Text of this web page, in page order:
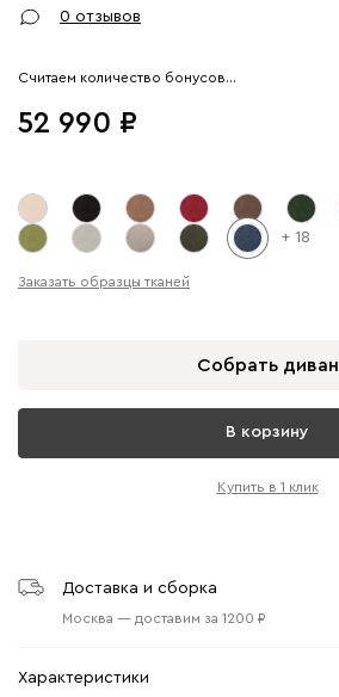
0 отзывов
Считаем количество бонусов…
52 990
+ 18
Заказать образцы тканей
Собрать диван
В корзину
Купить в 1 клик
Доставка и сборка
Москва — доставим за 1200
Характеристики